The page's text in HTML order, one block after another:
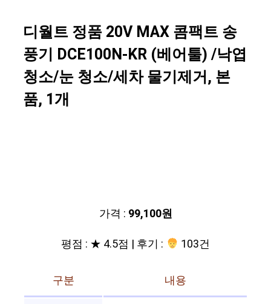
디월트 정품 20V MAX 콤팩트 송
풍기 DCE100N-KR (베어툴) /낙엽
청소/눈 청소/세차 물기제거, 본
품, 1개
가격 : 99,100원
평점 : ★ 4.5점 | 후기 :
103건
구분
내용